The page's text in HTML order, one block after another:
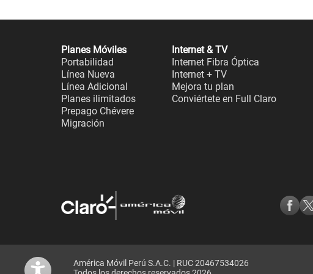
Planes Móviles
Portabilidad
Línea Nueva
Línea Adicional
Planes ilimitados
Prepago Chévere
Migración
Internet & TV
Internet Fibra Óptica
Internet + TV
Mejora tu plan
Conviértete en Full Claro
América Móvil Perú S.A.C. | RUC 20467534026